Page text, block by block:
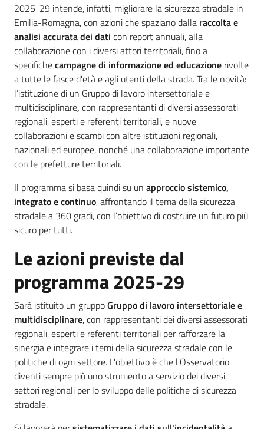
Piani Programmi
Progetti
2025-29 intende, infatti, migliorare la sicurezza stradale in
Emilia-Romagna, con azioni che spaziano dalla raccolta e
analisi accurata dei dati con report annuali, alla
collaborazione con i diversi attori territoriali, fino a
specifichecampagne di informazione ed educazione rivolte
a tutte le fasce d'età e agli utenti della strada. Tra le novità:
l’istituzione di un Gruppo di lavoro intersettoriale e
multidisciplinare, con rappresentanti di diversi assessorati
regionali, esperti e referenti territoriali, e nuove
collaborazioni e scambi con altre istituzioni regionali,
nazionali ed europee, nonché una collaborazione importante
con le prefetture territoriali.
Il programma si basa quindi su un approccio sistemico,
integrato e continuo, affrontando il tema della sicurezza
stradale a 360 gradi, con l’obiettivo di costruire un futuro più
sicuro per tutti.
Le azioni previste dal
programma 2025-29
Sarà istituito un gruppoGruppo di lavoro intersettoriale e
multidisciplinare, con rappresentanti dei diversi assessorati
regionali, esperti e referenti territoriali per rafforzare la
sinergia e integrare i temi della sicurezza stradale con le
politiche di ogni settore. L'obiettivo è che l'Osservatorio
diventi sempre più uno strumento a servizio dei diversi
settori regionali per lo sviluppo delle politiche di sicurezza
stradale.